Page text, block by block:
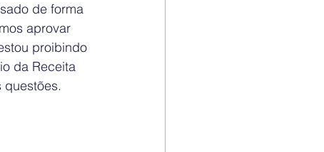
de forma
aprovar
proibindo
da Receita
questões.